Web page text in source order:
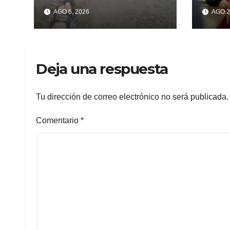
lluvia ya se sienten
los problemas
AGO 6, 2026 AGO
Deja una respuesta
Tu dirección de correo electrónico no será publicada.
Comentario *